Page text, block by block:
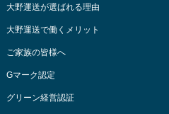
大野運送が選ばれる理由
大野運送で働くメリット
ご家族の皆様へ
Gマーク認定
グリーン経営認証